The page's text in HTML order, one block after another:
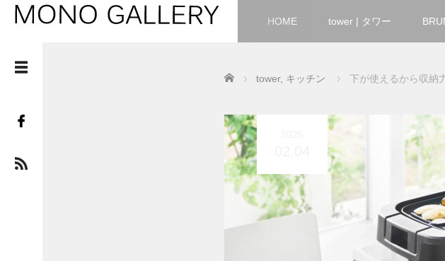
HOME tower | タワー
Home tower, キッチン 下が使えるから収納